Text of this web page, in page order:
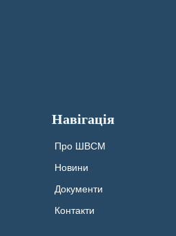
Навігація
Про ШВСМ
Новини
Документи
Контакти